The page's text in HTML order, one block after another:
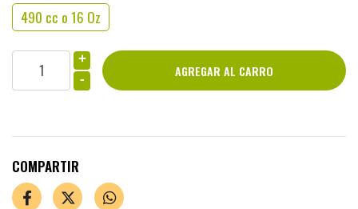
490 cc o 16 Oz
+
-
COMPARTIR